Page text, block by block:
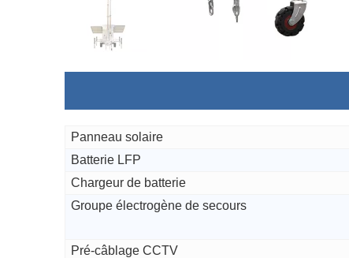
Panneau solaire
Batterie LFP
Chargeur de batterie
Groupe électrogène de secours
Pré-câblage CCTV